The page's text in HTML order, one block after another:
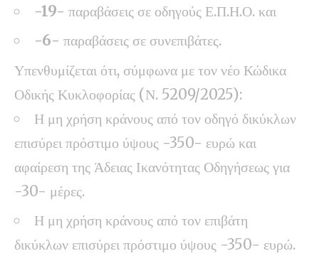
-19- παραβάσεις σε οδηγούς Ε.Π.Η.Ο. και
-6- παραβάσεις σε συνεπιβάτες.
Υπενθυμίζεται ότι, σύμφωνα με τον νέο Κώδικα
Οδικής Κυκλοφορίας (Ν. 5209/2025):
Η μη χρήση κράνους από τον οδηγό δικύκλων
επισύρει πρόστιμο ύψους -350- ευρώ και
αφαίρεση της Άδειας Ικανότητας Οδηγήσεως για
-30- μέρες.
Η μη χρήση κράνους από τον επιβάτη
δικύκλων επισύρει πρόστιμο ύψους -350- ευρώ.